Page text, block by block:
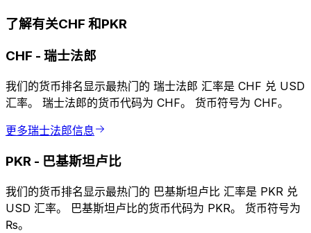
了解有关CHF 和PKR
CHF - 瑞士法郎
我们的货币排名显示最热门的 瑞士法郎 汇率是 CHF 兑 USD
汇率。 瑞士法郎的货币代码为 CHF。 货币符号为 CHF。
更多瑞士法郎信息
PKR - 巴基斯坦卢比
我们的货币排名显示最热门的 巴基斯坦卢比 汇率是 PKR 兑
USD 汇率。 巴基斯坦卢比的货币代码为 PKR。 货币符号为
₨。